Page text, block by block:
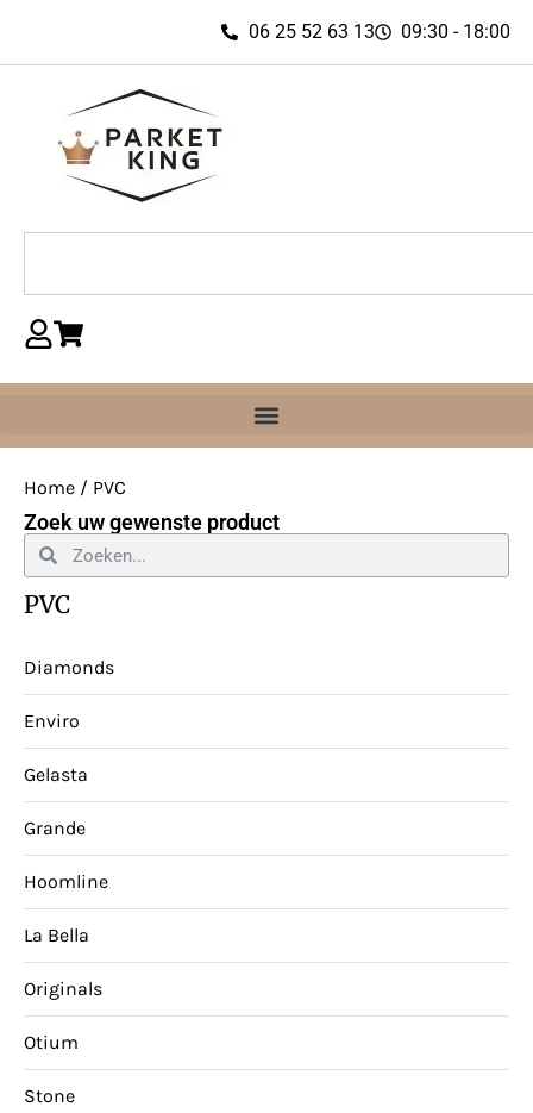
06 25 52 63 13 09:30 - 18:00
Home / PVC
Zoek uw gewenste product
PVC
Diamonds
Enviro
Gelasta
Grande
Hoomline
La Bella
Originals
Otium
Stone